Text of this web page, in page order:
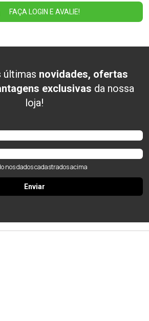
FAÇA LOGIN E AVALIE!
últimas novidades, ofertas
exclusivas da nossa
loja!
nos dados cadastrados acima
Enviar